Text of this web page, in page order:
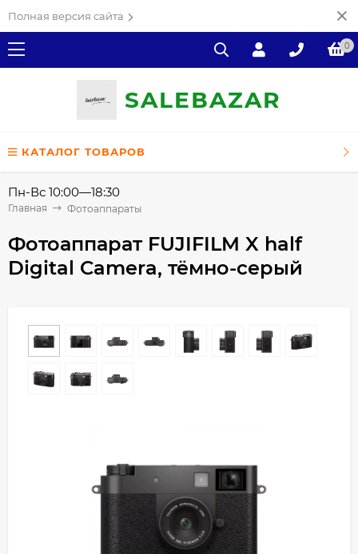
Полная версия сайта
0
SALEВAZAR
КАТАЛОГ ТОВАРОВ
Пн-Вс 10:00—18:30
Главная Фотоаппараты
Фотоаппарат FUJIFILM X half
Digital Camera, тёмно-серый